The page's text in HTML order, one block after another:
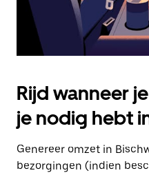
Rijd wanneer
je nodig hebt
Genereer omzet in
bezorgingen (indien